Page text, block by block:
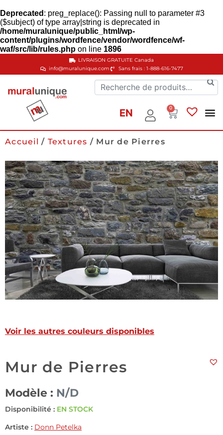
Deprecated : preg_replace(): Passing null to parameter #3
($subject) of type array|string is deprecated in
/home/muralunique/public_html/wp-
content/plugins/wordfence/vendor/wordfence/wf-
waf/src/lib/rules.php on line 1896
info@muralunique.com Sans frais : 1-888-616-7477
LIVRAISON GRATUITE Canada
EN 0
Accueil / Textures / Mur de Pierres
Voir les autres couleurs disponibles
Mur de Pierres
Modèle : N/D
Disponibilité : EN STOCK
Artiste : Donn Petelka